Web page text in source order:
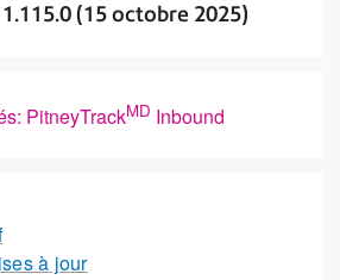
(15 octobre 2025)
PitneyTrackMD Inbound
à jour